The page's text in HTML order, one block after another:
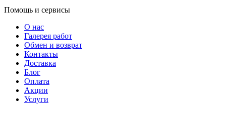
Помощь и сервисы
О нас
Галерея работ
Обмен и возврат
Контакты
Доставка
Блог
Оплата
Акции
Услуги